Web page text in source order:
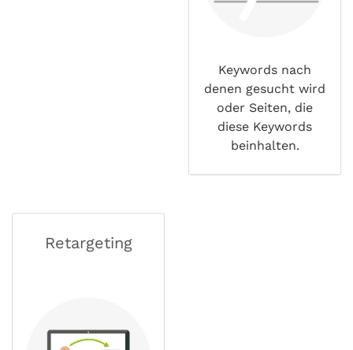
Keywords nach
denen gesucht wird
oder Seiten, die
diese Keywords
beinhalten.
Retargeting